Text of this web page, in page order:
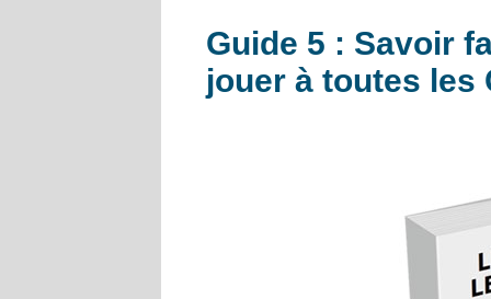
Guide 5 : Savoir
jouer à toutes les